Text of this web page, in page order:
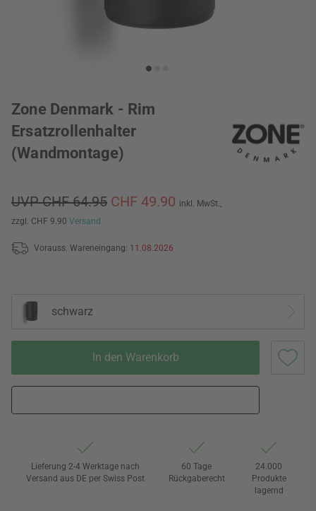
Zone Denmark - Rim
Ersatzrollenhalter
(Wandmontage)
UVP CHF 64.95 CHF 49.90 inkl. MwSt.,
zzgl. CHF 9.90 Versand
Vorauss. Wareneingang: 11.08.2026
schwarz
In den Warenkorb
Lieferung 2-4 Werktage nach
Versand aus DE per Swiss Post
60 Tage
Rückgaberecht
24.000
Produkte
lagernd